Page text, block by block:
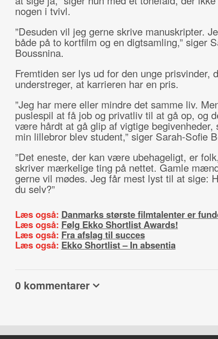
nogen i tvivl.
”Desuden vil jeg gerne skrive manuskripter.
både på to kortfilm og en digtsamling,” siger
Boussnina.
Fremtiden ser lys ud for den unge prisvinder,
understreger, at karrieren har en pris.
”Jeg har mere eller mindre det samme liv.
puslespil at få job og privatliv til at gå op, og
være hårdt at gå glip af vigtige begivenheder,
min lillebror blev student,” siger Sarah-Sofie
”Det eneste, der kan være ubehageligt, er
skriver mærkelige ting på nettet. Gamle
gerne vil mødes. Jeg får mest lyst til at sige:
du selv?”
Læs også: Danmarks største filmtalenter er
Læs også: Følg Ekko Shortlist Awards!
Læs også: Fra afslag til succes
Læs også: Ekko Shortlist – In absentia
0 kommentarer